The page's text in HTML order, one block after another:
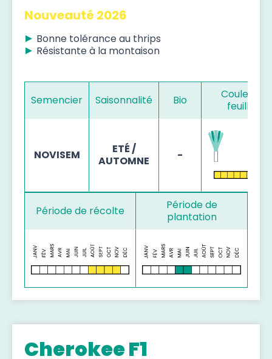
Nouveauté 2026
Bonne tolérance au thrips
Résistante à la montaison
Semencier Saisonnalité Bio
Couleur de
feuillage
NOVISEM
ETÉ /
AUTOMNE
-
Période de récolte
Période de
plantation
Cherokee F1